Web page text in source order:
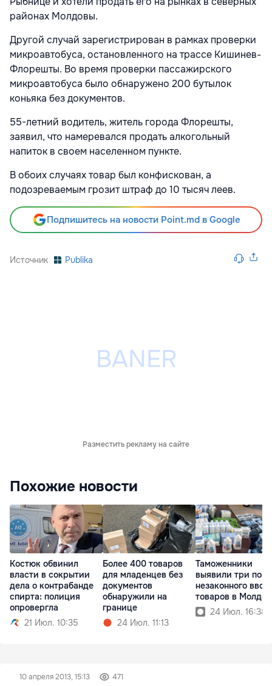
районах Молдовы.
Другой случай зарегистрирован в рамках проверки
микроавтобуса, остановленного на трассе Кишинев-
Флорешты. Во время проверки пассажирского
микроавтобуса было обнаружено 200 бутылок
коньяка без документов.
55-летний водитель, житель города Флорешты,
заявил, что намеревался продать алкогольный
напиток в своем населенном пункте.
В обоих случаях товар был конфискован, а
подозреваемым грозит штраф до 10 тысяч леев.
Подпишитесь на новости Point.md в Google
Источник Publika
Разместить рекламу на сайте
Похожие новости
Костюк обвинил
власти в сокрытии
дела о контрабанде
спирта: полиция
опровергла
21 Июл. 10:35
Более 400 товаров
для младенцев без
документов
обнаружили на
границе
24 Июл. 11:13
Таможенники
выявили три
незаконного
товаров в
24 Июл. 16:38
10 апреля 2013, 15:13 471